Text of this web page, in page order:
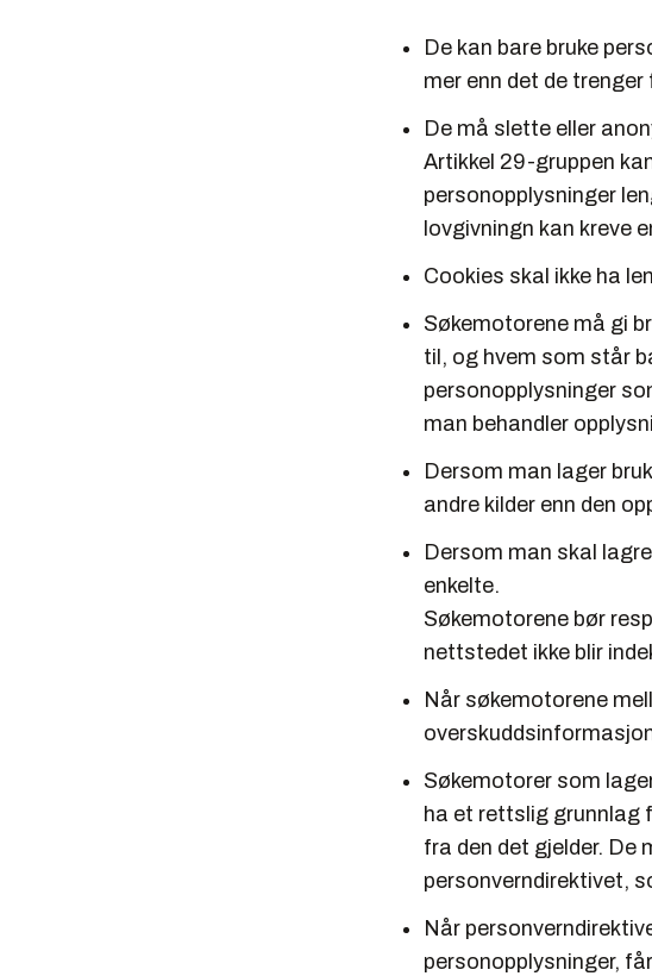
De kan bare bruke
mer enn det de
De må slette eller
Artikkel 29-gruppen
personopplysninger
lovgivningn kan kreve
Cookies skal ikke ha
Søkemotorene må gi
til, og hvem som står
personopplysninger
man behandler
Dersom man lager
andre kilder enn den
Dersom man skal
enkelte.
Søkemotorene bør
nettstedet ikke blir
Når søkemotorene
Søkemotorer som
ha et rettslig grunnlag
fra den det gjelder. De
personverndirektivet,
Når
personopplysninger,